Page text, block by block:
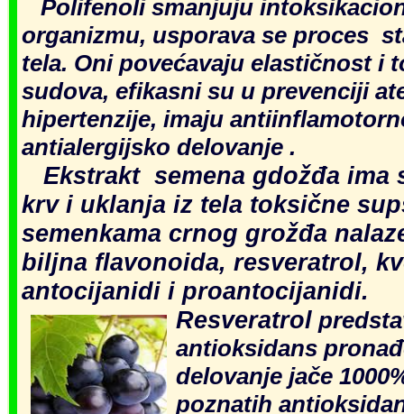
Polifenolismanjuju
organizmu, usporava se proces
tela. Oni povećavaju elastičnost i
sudova, efikasni su u prevenciji
hipertenzije, imaju
antialergijsko delovanje .
Ekstrakt semena gdožđa ima
krv i uklanja iz tela toksične
semenkama crnog grožđa
biljna flavonoida, resveratrol,
antocijanidi i proantocijanidi.
Resveratrol
antioksidans
delovanje jače
poznatih